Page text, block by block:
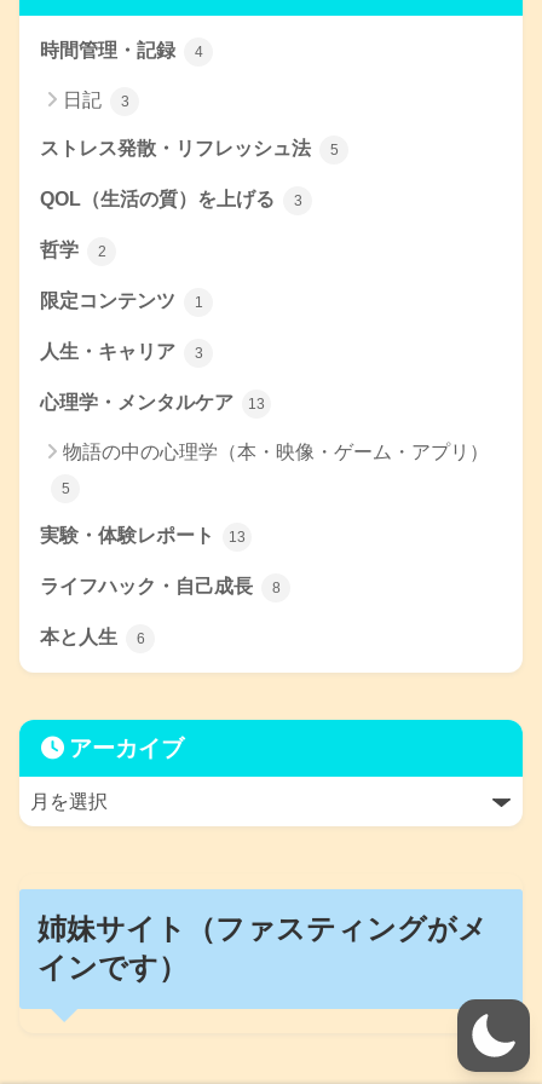
時間管理・記録 4
日記 3
ストレス発散・リフレッシュ法 5
QOL（生活の質）を上げる 3
哲学 2
限定コンテンツ 1
人生・キャリア 3
心理学・メンタルケア 13
物語の中の心理学（本・映像・ゲーム・アプリ）
5
実験・体験レポート 13
ライフハック・自己成長 8
本と人生 6
アーカイブ
姉妹サイト（ファスティングがメ
インです）